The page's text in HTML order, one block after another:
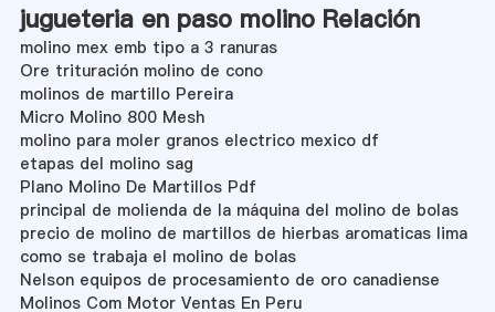
jugueteria en paso molino Relación
molino mex emb tipo a 3 ranuras
Ore trituración molino de cono
molinos de martillo Pereira
Micro Molino 800 Mesh
molino para moler granos electrico mexico df
etapas del molino sag
Plano Molino De Martillos Pdf
principal de molienda de la máquina del molino de bolas
precio de molino de martillos de hierbas aromaticas lima
como se trabaja el molino de bolas
Nelson equipos de procesamiento de oro canadiense
Molinos Com Motor Ventas En Peru